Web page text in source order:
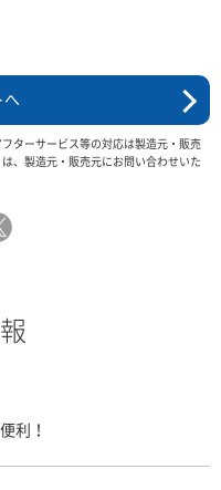
へ
ターサービス等の対応は製造元・販売
、製造元・販売元にお問い合わせいた
利！